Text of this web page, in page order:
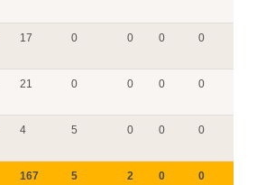
17 0 0 0 0
21 0 0 0 0
4 5 0 0 0
167 5 2 0 0